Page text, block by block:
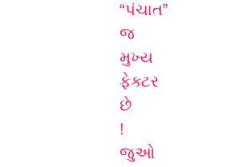
“પંચાત”
જ
મુખ્ય
ફેક્ટર
છે
!
જુઓ